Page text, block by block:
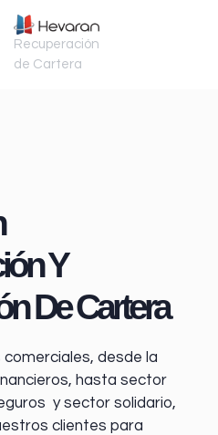
Recuperación
de Cartera
Y
De Cartera
desde la
, hasta sector
y sector solidario,
clientes para